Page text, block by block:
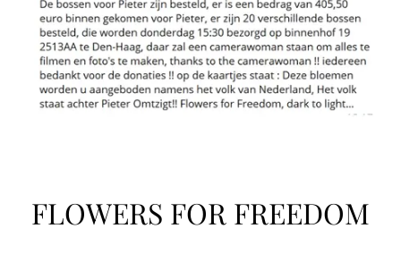
FLOWERS FOR FREEDOM